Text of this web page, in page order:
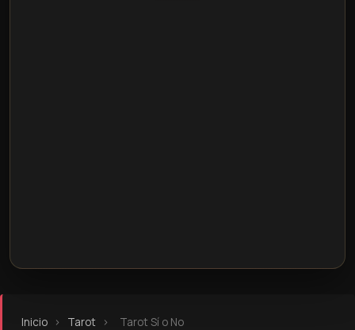
Inicio › Tarot › Tarot Sí o No